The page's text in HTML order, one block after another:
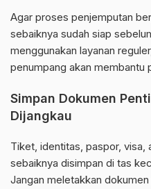
Agar proses penjemputan
sebaiknya sudah siap
menggunakan layanan
penumpang akan membantu
Simpan Dokumen
Dijangkau
Tiket, identitas, paspor, visa,
sebaiknya disimpan di tas
Jangan meletakkan